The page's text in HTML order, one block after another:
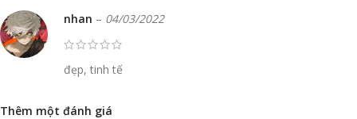
nhan – 04/03/2022
đẹp, tinh tế
Thêm một đánh giá